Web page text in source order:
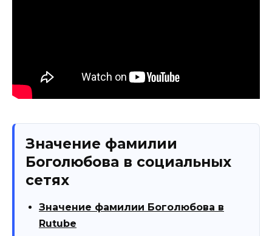
Значение фамилии
Боголюбова в социальных
сетях
Значение фамилии Боголюбова в
Rutube